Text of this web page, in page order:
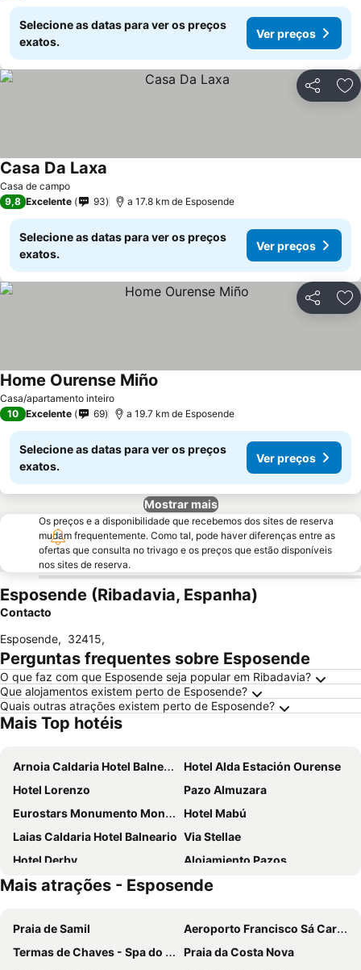
Selecione as datas para ver os preços
exatos.
Ver preços
Partilhar
Casa de campo
Casa Da Laxa
9,8 Excelente 93 a 17.8 km de Esposende
Selecione as datas para ver os preços
exatos.
Ver preços
Partilhar
Casa/apartamento inteiro
Home Ourense Miño
10 Excelente 69 a 19.7 km de Esposende
Selecione as datas para ver os preços
exatos.
Ver preços
Mostrar mais
Os preços e a disponibilidade que recebemos dos sites de reserva
mudam frequentemente. Como tal, pode haver diferenças entre as
ofertas que consulta no trivago e os preços que estão disponíveis
nos sites de reserva.
Esposende (Ribadavia, Espanha)
Contacto
Esposende, 32415,
Perguntas frequentes sobre Esposende
O que faz com que Esposende seja popular em Ribadavia?
Que alojamentos existem perto de Esposende?
Quais outras atrações existem perto de Esposende?
Mais Top hotéis
Arnoia Caldaria Hotel Balneario
Hotel Alda Estación Ourense
Hotel Lorenzo
Pazo Almuzara
Eurostars Monumento Monasterio de San Clodio Hotel
Hotel Mabú
Laias Caldaria Hotel Balneario Via Stellae
Hotel Derby
Alojamiento Pazos
ABADIA CALDARIA
Hotel Recanto do Avia
Granxa D Outeiro
Abadía Caldaria
Hotel O´xardin
Pazo Carballo Hotel
Mais atrações - Esposende
Praia de Samil
Aeroporto Francisco Sá Carneiro
Termas de Chaves - Spa do Imperador
Praia da Costa Nova